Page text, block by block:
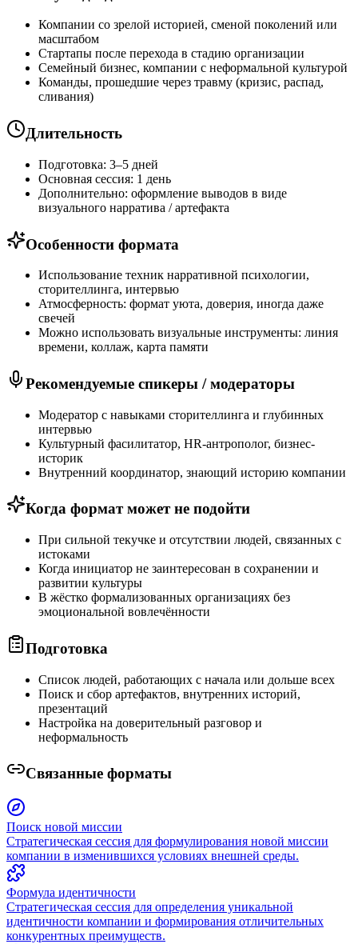
Компании со зрелой историей, сменой поколений или
масштабом
Стартапы после перехода в стадию организации
Семейный бизнес, компании с неформальной культурой
Команды, прошедшие через травму (кризис, распад,
сливания)
Длительность
Подготовка: 3–5 дней
Основная сессия: 1 день
Дополнительно: оформление выводов в виде
визуального нарратива / артефакта
Особенности формата
Использование техник нарративной психологии,
сторителлинга, интервью
Атмосферность: формат уюта, доверия, иногда даже
свечей
Можно использовать визуальные инструменты: линия
времени, коллаж, карта памяти
Рекомендуемые спикеры / модераторы
Модератор с навыками сторителлинга и глубинных
интервью
Культурный фасилитатор, HR-антрополог, бизнес-
историк
Внутренний координатор, знающий историю компании
Когда формат может не подойти
При сильной текучке и отсутствии людей, связанных с
истоками
Когда инициатор не заинтересован в сохранении и
развитии культуры
В жёстко формализованных организациях без
эмоциональной вовлечённости
Подготовка
Список людей, работающих с начала или дольше всех
Поиск и сбор артефактов, внутренних историй,
презентаций
Настройка на доверительный разговор и
неформальность
Связанные форматы
Поиск новой миссии
Стратегическая сессия для формулирования новой миссии
компании в изменившихся условиях внешней среды.
Формула идентичности
Стратегическая сессия для определения уникальной
идентичности компании и формирования отличительных
конкурентных преимуществ.